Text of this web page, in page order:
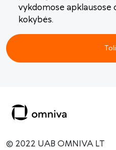
vykdomose apklausose
kokybės.
© 2022 UAB OMNIVA LT